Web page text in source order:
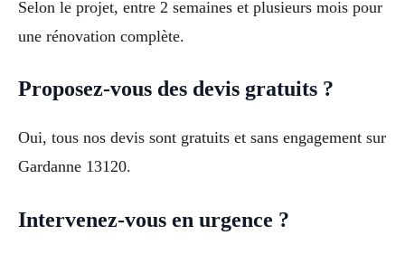
Selon le projet, entre 2 semaines et plusieurs mois pour
une rénovation complète.
Proposez-vous des devis gratuits ?
Oui, tous nos devis sont gratuits et sans engagement sur
Gardanne 13120.
Intervenez-vous en urgence ?